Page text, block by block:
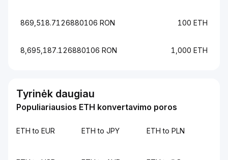
869,518.7126880106 RON 100 ETH
8,695,187.126880106 RON 1,000 ETH
Tyrinėk daugiau
Populiariausios ETH konvertavimo poros
ETH to EUR ETH to JPY ETH to PLN